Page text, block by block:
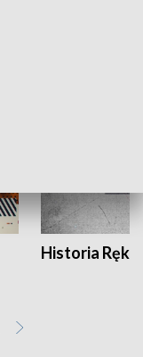
Historia Ręką